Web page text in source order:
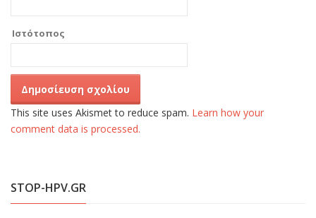
Ιστότοπος
This site uses Akismet to reduce spam. Learn how your
comment data is processed.
STOP-HPV.GR